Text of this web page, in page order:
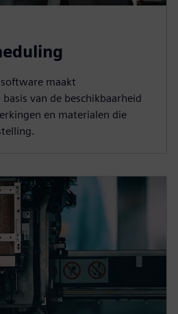
maakt
van de beschikbaarheid
en materialen die